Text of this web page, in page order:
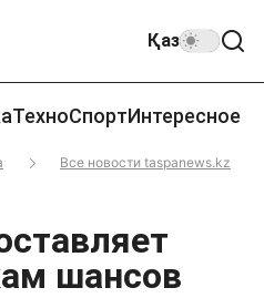
Қаз
ТехноСпортИнтересное
Все новости taspanews.kz
шансов